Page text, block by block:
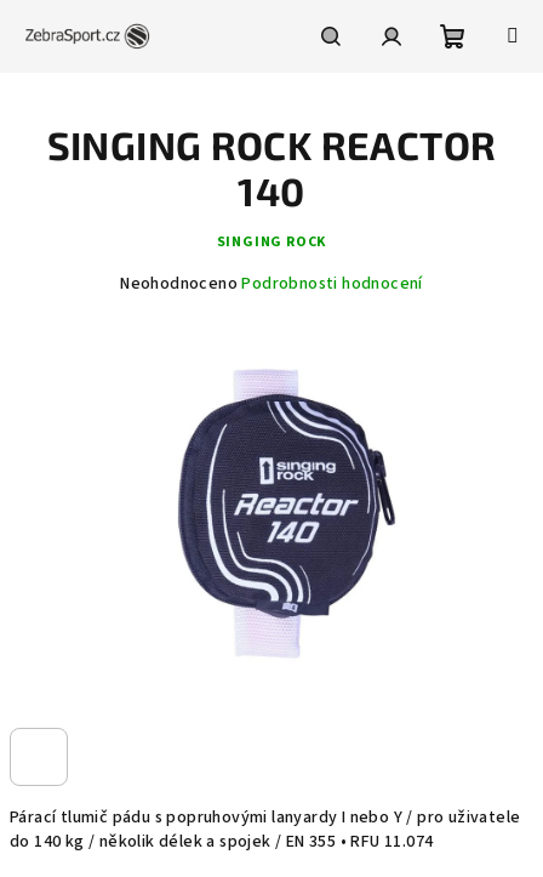
košík
Párací tlumič pádu s popruhovými lanyardy I nebo Y / pro uživatele
do 140 kg / několik délek a spojek / EN 355 • RFU 11.074
SINGING ROCK REACTOR
140
SINGING ROCK
Průměrné
hvězdiček.
Neohodnoceno Podrobnosti hodnocení